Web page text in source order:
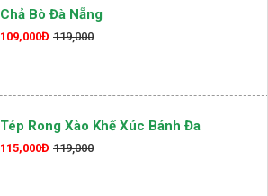
Chả Bò Đà Nẵng
109,000Đ 119,000
Tép Rong Xào Khế Xúc Bánh Đa
115,000Đ 119,000